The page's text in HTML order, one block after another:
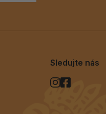
Sledujte nás